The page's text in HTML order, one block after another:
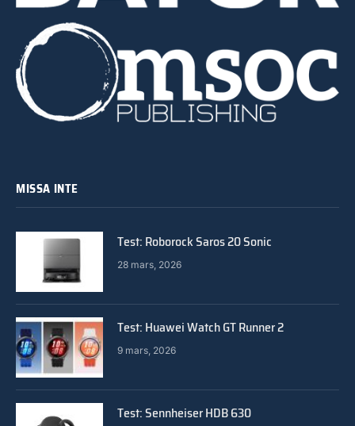
MISSA INTE
Test: Roborock Saros 20 Sonic
28 mars, 2026
Test: Huawei Watch GT Runner 2
9 mars, 2026
Test: Sennheiser HDB 630